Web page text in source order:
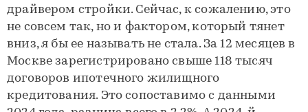
драйвером стройки. Сейчас, к сожалению, это
не совсем так, но и фактором, который тянет
вниз, я бы ее называть не стала. За 12 месяцев в
Москве зарегистрировано свыше 118 тысяч
договоров ипотечного жилищного
кредитования. Это сопоставимо с данными